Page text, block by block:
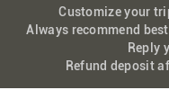
Customize your
Always recommend
Reply
Refund deposit